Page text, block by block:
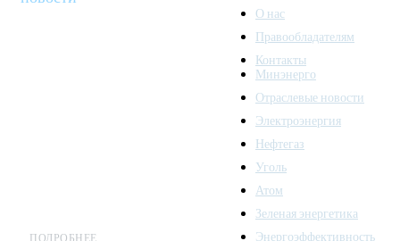
ПОДРОБНЕЕ
О нас
Правообладателям
Контакты
Минэнерго
Отраслевые новости
Электроэнергия
Нефтегаз
Уголь
Атом
Зеленая энергетика
Энергоэффективность